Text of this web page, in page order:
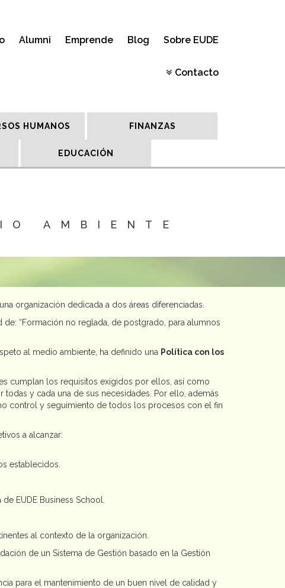
Alumni Emprende Blog Sobre EUDE
Contacto
HUMANOS FINANZAS
EDUCACIÓN
AMBIENTE
organización dedicada a dos áreas diferenciadas.
“Formación no reglada, de postgrado, para alumnos
al medio ambiente, ha definido una Política con los
cumplan los requisitos exigidos por ellos, así como
y cada una de sus necesidades. Por ello, además
control y seguimiento de todos los procesos con el fin
a alcanzar:
establecidos.
EUDE Business School.
al contexto de la organización.
de un Sistema de Gestión basado en la Gestión
para el mantenimiento de un buen nivel de calidad y